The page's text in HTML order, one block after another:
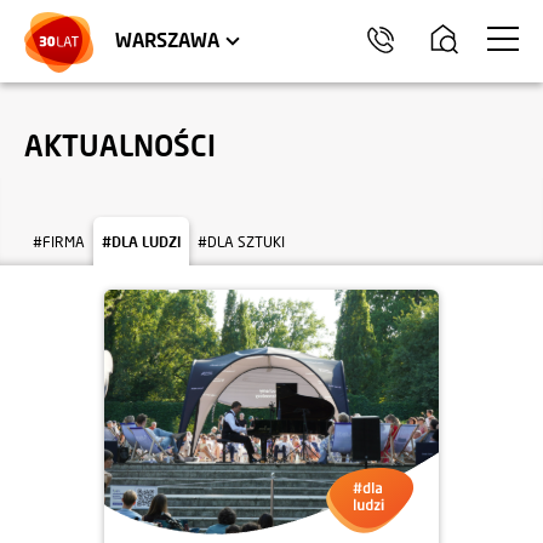
WARSZAWA
HEL
AKTUALNOŚCI
#FIRMA #DLA LUDZI #DLA SZTUKI